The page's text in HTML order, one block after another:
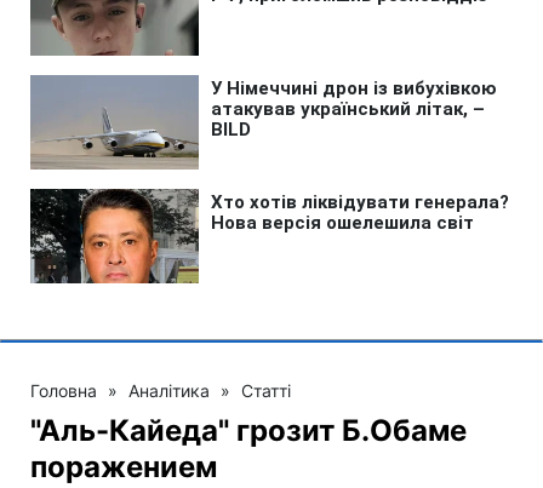
Головна » Аналітика » Статті
"Аль-Кайеда" грозит Б.Обаме
поражением